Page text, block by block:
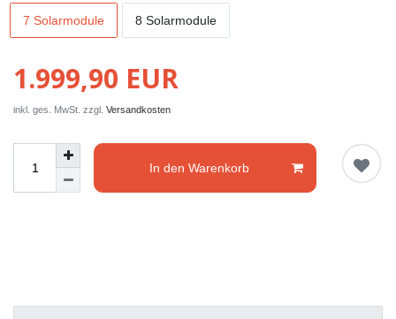
7 Solarmodule 8 Solarmodule
1.999,90 EUR
inkl. ges. MwSt. zzgl. Versandkosten
In den Warenkorb